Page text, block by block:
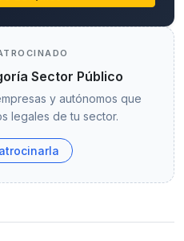
Sector Público
y autónomos que
legales de tu sector.